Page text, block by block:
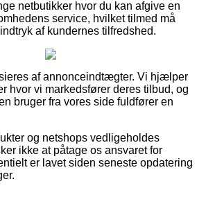
netbutikker hvor du kan afgive en
service, hvilket tilmed må
af kundernes tilfredshed.
af annonceindtægter. Vi hjælper
hvor vi markedsfører deres tilbud, og
bruger fra vores side fuldfører en
og netshops vedligeholdes
ikke at påtage os ansvaret for
er lavet siden seneste opdatering